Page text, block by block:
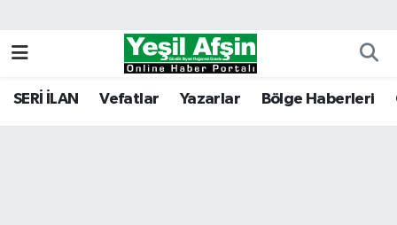
SERİ İLAN Vefatlar Yazarlar Bölge Haberleri
Kahramanmaraş Nöbetçi Eczaneler